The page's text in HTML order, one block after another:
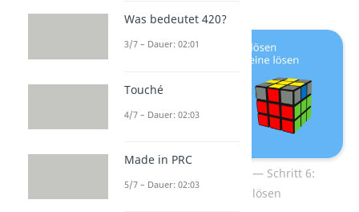
Zauberwürfel lösen — Schritt 6:
Kantensteine lösen
Was bedeutet 420?
3/7 – Dauer: 02:01
Touché
4/7 – Dauer: 02:03
Made in PRC
5/7 – Dauer: 02:03